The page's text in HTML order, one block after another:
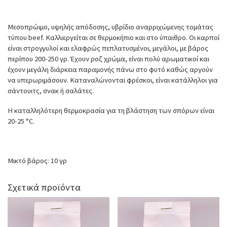
Μεσοπρώιμο, υψηλής απόδοσης, υβρίδιο αναρριχώμενης τομάτας
τύπου beef. Καλλιεργείται σε θερμοκήπιο και στο ύπαιθρο. Οι καρποί
είναι στρογγυλοί και ελαφρώς πεπλατυσμένοι, μεγάλοι, με βάρος
περίπου 200-250 γρ. Έχουν ροζ χρώμα, είναι πολύ αρωματικοί και
έχουν μεγάλη διάρκεια παραμονής πάνω στο φυτό καθώς αργούν
να υπερωριμάσουν. Καταναλώνονται φρέσκοι, είναι κατάλληλοι για
σάντουιτς, σνακ ή σαλάτες.
Η καταλληλότερη θερμοκρασία για τη βλάστηση των σπόρων είναι
20-25 °C.
Μικτό βάρος: 10 γρ
Σχετικά προϊόντα